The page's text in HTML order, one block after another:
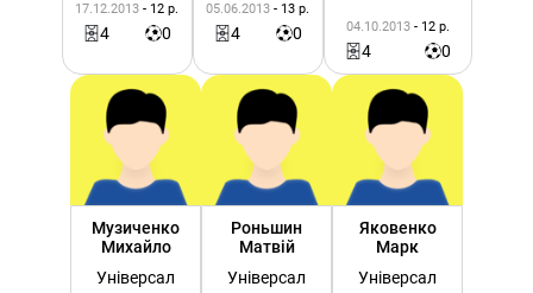
17.12.2013 - 12 р.
4 0
05.06.2013 - 13 р.
4 0 04.10.2013 - 12 р.
4 0
Музиченко
Михайло
Універсал
Роньшин
Матвій
Універсал
Яковенко
Марк
Універсал